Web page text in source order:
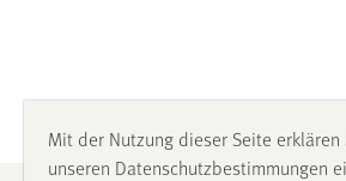
Mit der Nutzung dieser Seite erklären
unseren Datenschutzbestimmungen